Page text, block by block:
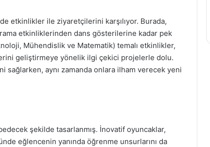
etkinlikler ile ziyaretçilerini karşılıyor. Burada,
etkinliklerinden dans gösterilerine kadar pek
Mühendislik ve Matematik) temalı etkinlikler,
geliştirmeye yönelik ilgi çekici projelerle dolu.
sağlarken, aynı zamanda onlara ilham verecek yeni
şekilde tasarlanmış. İnovatif oyuncaklar,
eğlencenin yanında öğrenme unsurlarını da